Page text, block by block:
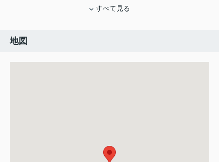
すべて見る
地図